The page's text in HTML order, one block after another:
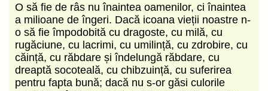
O să fie de râs nu înaintea oamenilor, ci înaintea
a milioane de îngeri. Dacă icoana vieții noastre n-
o să fie împodobită cu dragoste, cu milă, cu
rugăciune, cu lacrimi, cu umilință, cu zdrobire, cu
căință, cu răbdare și îndelungă răbdare, cu
dreaptă socoteală, cu chibzuință, cu suferirea
pentru fapta bună; dacă nu s-or găsi culorile